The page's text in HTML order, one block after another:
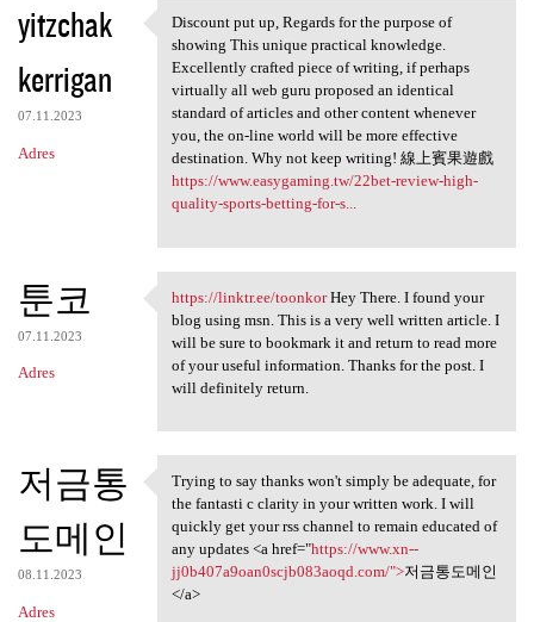
yitzchak
kerrigan
07.11.2023
Adres
Discount put up, Regards for
Discount put up, Regards for the purpose of
showing This unique practical knowledge.
Excellently crafted piece of writing, if perhaps
virtually all web guru proposed an identical
standard of articles and other content whenever
you, the on-line world will be more effective
destination. Why not keep writing! 線上賓果遊戲
https://www.easygaming.tw/22bet-review-high-
quality-sports-betting-for-s...
툰코
07.11.2023
Adres
https://linktr.ee/toonkor Hey
https://linktr.ee/toonkorHey There. I found your
blog using msn. This is a very well written article. I
will be sure to bookmark it and return to read more
of your useful information. Thanks for the post. I
will definitely return.
저금통
도메인
08.11.2023
Adres
Trying to say thanks won't
Trying to say thanks won't simply be adequate, for
the fantasti c clarity in your written work. I will
quickly get your rss channel to remain educated of
any updates <a href="https://www.xn--
jj0b407a9oan0scjb083aoqd.com/">저금통도메인
</a>